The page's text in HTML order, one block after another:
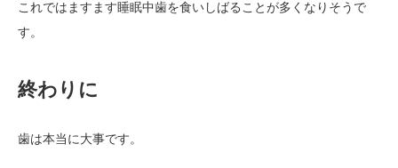
これではますます睡眠中歯を食いしばることが多くなりそうで
す。
終わりに
歯は本当に大事です。